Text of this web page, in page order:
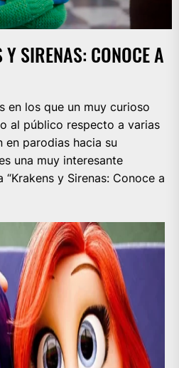
SIRENAS: CONOCE A
en los que un muy curioso
al público respecto a varias
en parodias hacia su
una muy interesante
y Sirenas: Conoce a